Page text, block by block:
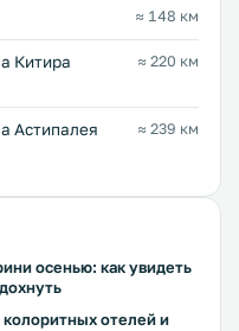
≈ 148 км
Китира
≈ 220 км
Астипалея
≈ 239 км
осенью: как увидеть
отелей и